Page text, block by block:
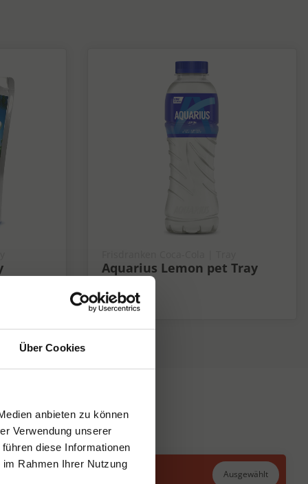
Über Cookies
anbieten zu können
Verwendung unserer
diese Informationen
Rahmen Ihrer Nutzung
Aquarius Lemon pet Tray
Fris
Ausgewählt